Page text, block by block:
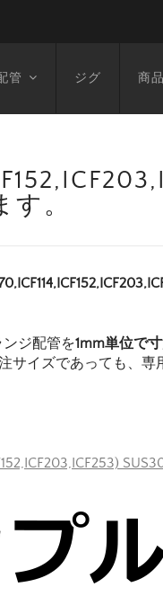
管 ジグ 商
。
ジ配管を1mm単位で
サイズであっても、